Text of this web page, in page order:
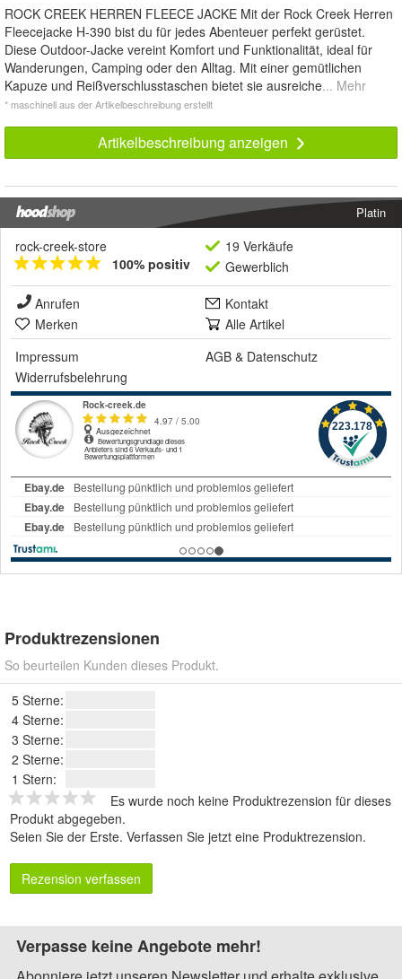
ROCK CREEK HERREN FLEECE JACKE Mit der Rock Creek Herren
Fleecejacke H-390 bist du für jedes Abenteuer perfekt gerüstet.
Diese Outdoor-Jacke vereint Komfort und Funktionalität, ideal für
Wanderungen, Camping oder den Alltag. Mit einer gemütlichen
Kapuze und Reißverschlusstaschen bietet sie ausreiche... Mehr
* maschinell aus der Artikelbeschreibung erstellt
Artikelbeschreibung anzeigen
Platin
rock-creek-store
100% positiv
19 Verkäufe
Gewerblich
Anrufen
Kontakt
Merken
Alle Artikel
Impressum
AGB & Datenschutz
Widerrufsbelehrung
Produktrezensionen
So beurteilen Kunden dieses Produkt.
5 Sterne:
4 Sterne:
3 Sterne:
2 Sterne:
1 Stern:
Es wurde noch keine Produktrezension für dieses
Produkt abgegeben.
Seien Sie der Erste. Verfassen Sie jetzt eine Produktrezension.
Rezension verfassen
Verpasse keine Angebote mehr!